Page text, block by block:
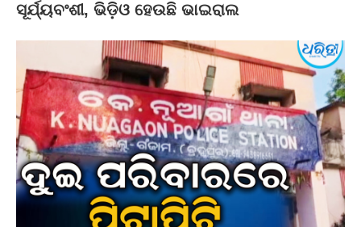
ସୂର୍ଯ୍ୟବଂଶୀ, ଭିଡ଼ିଓ ହେଉଛି ଭାଇରାଲ